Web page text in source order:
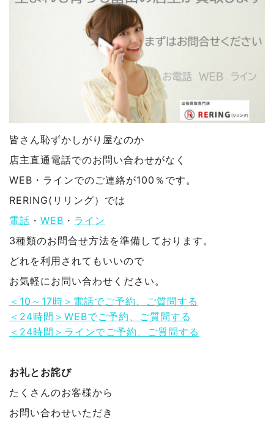
皆さん恥ずかしがり屋なのか
店主直通電話でのお問い合わせがなく
WEB・ラインでのご連絡が100％です。
RERING(リリング）では
電話 ・ WEB ・ ライン
3種類のお問合せ方法を準備しております。
どれを利用されてもいいので
お気軽にお問い合わせください。
＜10～17時＞電話でご予約、ご質問する
＜24時間＞WEBでご予約、ご質問する
＜24時間＞ラインでご予約、ご質問する
お礼とお詫び
たくさんのお客様から
お問い合わせいただき